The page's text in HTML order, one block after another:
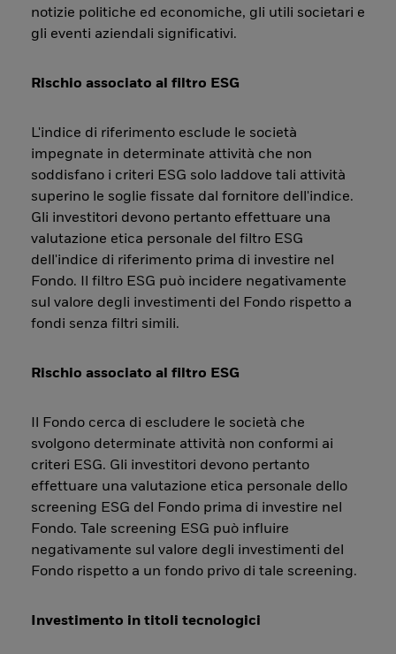
notizie politiche ed economiche, gli utili societari e
gli eventi aziendali significativi.
Rischio associato al filtro ESG
L'indice di riferimento esclude le società
impegnate in determinate attività che non
soddisfano i criteri ESG solo laddove tali attività
superino le soglie fissate dal fornitore dell'indice.
Gli investitori devono pertanto effettuare una
valutazione etica personale del filtro ESG
dell'indice di riferimento prima di investire nel
Fondo. Il filtro ESG può incidere negativamente
sul valore degli investimenti del Fondo rispetto a
fondi senza filtri simili.
Rischio associato al filtro ESG
Il Fondo cerca di escludere le società che
svolgono determinate attività non conformi ai
criteri ESG. Gli investitori devono pertanto
effettuare una valutazione etica personale dello
screening ESG del Fondo prima di investire nel
Fondo. Tale screening ESG può influire
negativamente sul valore degli investimenti del
Fondo rispetto a un fondo privo di tale screening.
Investimento in titoli tecnologici